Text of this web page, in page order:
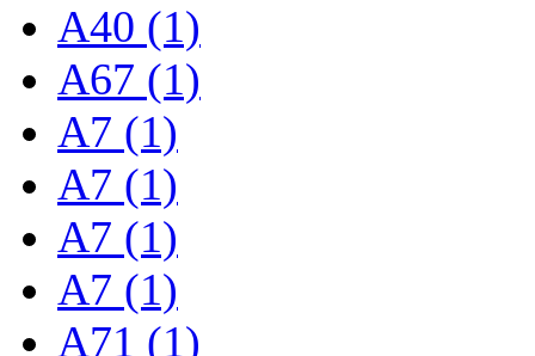
A40 (1)
A67 (1)
A7 (1)
A7 (1)
A7 (1)
A7 (1)
A71 (1)